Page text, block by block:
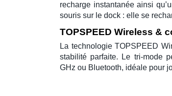
recharge instantanée ainsi
souris sur le dock : elle se
TOPSPEED Wireless &
La technologieTOPSPEED
stabilité parfaite. Le tri-mode
GHz ou Bluetooth, idéale pour